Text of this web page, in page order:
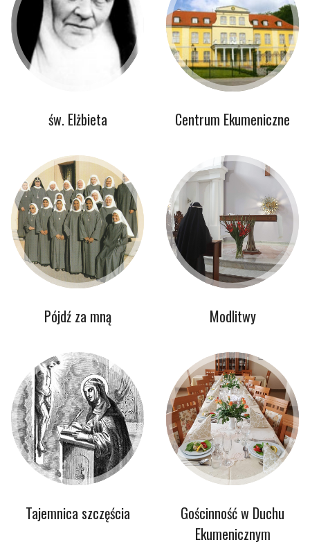
św. Elżbieta Centrum Ekumeniczne
Pójdź za mną Modlitwy
Tajemnica szczęścia
Gościnność w Duchu
Ekumenicznym